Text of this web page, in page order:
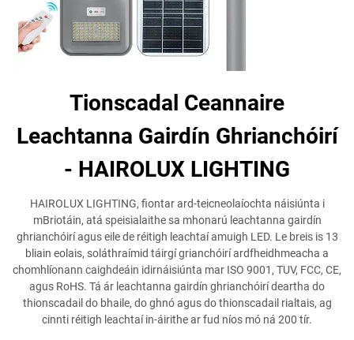
Tionscadal Ceannaire
Leachtanna Gairdín Ghrianchóirí
- HAIROLUX LIGHTING
HAIROLUX LIGHTING, fiontar ard-teicneolaíochta náisiúnta i
mBriotáin, atá speisialaithe sa mhonarú leachtanna gairdín
ghrianchóirí agus eile de réitigh leachtaí amuigh LED. Le breis is 13
bliain eolais, soláthraímid táirgí grianchóirí ardfheidhmeacha a
chomhlíonann caighdeáin idirnáisiúnta mar ISO 9001, TUV, FCC, CE,
agus RoHS. Tá ár leachtanna gairdín ghrianchóirí deartha do
thionscadail do bhaile, do ghnó agus do thionscadail rialtais, ag
cinnti réitigh leachtaí in-áirithe ar fud níos mó ná 200 tír.